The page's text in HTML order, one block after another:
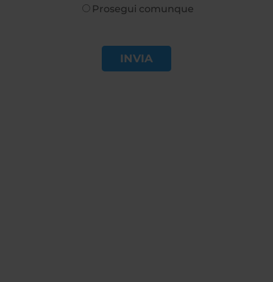
Prosegui comunque